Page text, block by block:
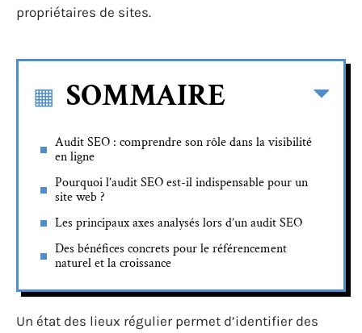
propriétaires de sites.
SOMMAIRE
Audit SEO : comprendre son rôle dans la visibilité
en ligne
Pourquoi l’audit SEO est-il indispensable pour un
site web ?
Les principaux axes analysés lors d’un audit SEO
Des bénéfices concrets pour le référencement
naturel et la croissance
Un état des lieux régulier permet d’identifier des